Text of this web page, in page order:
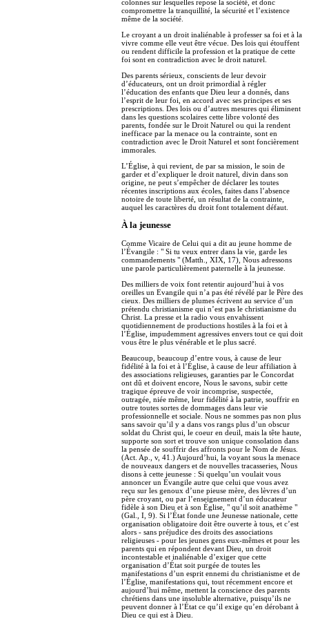
colonnes sur lesquelles repose la société, et donc
compromettre la tranquillité, la sécurité et l’existence
même de la société.
Le croyant a un droit inaliénable à professer sa foi et à la
vivre comme elle veut être vécue. Des lois qui étouffent
ou rendent difficile la profession et la pratique de cette
foi sont en contradiction avec le droit naturel.
Des parents sérieux, conscients de leur devoir
d’éducateurs, ont un droit primordial à régler
l’éducation des enfants que Dieu leur a donnés, dans
l’esprit de leur foi, en accord avec ses principes et ses
prescriptions. Des lois ou d’autres mesures qui éliminent
dans les questions scolaires cette libre volonté des
parents, fondée sur le Droit Naturel ou qui la rendent
inefficace par la menace ou la contrainte, sont en
contradiction avec le Droit Naturel et sont foncièrement
immorales.
L’Église, à qui revient, de par sa mission, le soin de
garder et d’expliquer le droit naturel, divin dans son
origine, ne peut s’empêcher de déclarer les toutes
récentes inscriptions aux écoles, faites dans l’absence
notoire de toute liberté, un résultat de la contrainte,
auquel les caractères du droit font totalement défaut.
À la jeunesse
Comme Vicaire de Celui qui a dit au jeune homme de
l’Évangile : " Si tu veux entrer dans la vie, garde les
commandements " (Matth., XIX, 17), Nous adressons
une parole particulièrement paternelle à la jeunesse.
Des milliers de voix font retentir aujourd’hui à vos
oreilles un Evangile qui n’a pas été révélé par le Père des
cieux. Des milliers de plumes écrivent au service d’un
prétendu christianisme qui n’est pas le christianisme du
Christ. La presse et la radio vous envahissent
quotidiennement de productions hostiles à la foi et à
l’Église, impudemment agressives envers tout ce qui doit
vous être le plus vénérable et le plus sacré.
Beaucoup, beaucoup d’entre vous, à cause de leur
fidélité à la foi et à l’Église, à cause de leur affiliation à
des associations religieuses, garanties par le Concordat
ont dû et doivent encore, Nous le savons, subir cette
tragique épreuve de voir incomprise, suspectée,
outragée, niée même, leur fidélité à la patrie, souffrir en
outre toutes sortes de dommages dans leur vie
professionnelle et sociale. Nous ne sommes pas non plus
sans savoir qu’il y a dans vos rangs plus d’un obscur
soldat du Christ qui, le coeur en deuil, mais la tête haute,
supporte son sort et trouve son unique consolation dans
la pensée de souffrir des affronts pour le Nom de Jésus.
(Act. Ap., v, 41.) Aujourd’hui, la voyant sous la menace
de nouveaux dangers et de nouvelles tracasseries, Nous
disons à cette jeunesse : Si quelqu’un voulait vous
annoncer un Évangile autre que celui que vous avez
reçu sur les genoux d’une pieuse mère, des lèvres d’un
père croyant, ou par l’enseignement d’un éducateur
fidèle à son Dieu et à son Église, " qu’il soit anathème "
(Gal., I, 9). Si l’État fonde une Jeunesse nationale, cette
organisation obligatoire doit être ouverte à tous, et c’est
alors - sans préjudice des droits des associations
religieuses - pour les jeunes gens eux-mêmes et pour les
parents qui en répondent devant Dieu, un droit
incontestable et inaliénable d’exiger que cette
organisation d’État soit purgée de toutes les
manifestations d’un esprit ennemi du christianisme et de
l’Église, manifestations qui, tout récemment encore et
aujourd’hui même, mettent la conscience des parents
chrétiens dans une insoluble alternative, puisqu’ils ne
peuvent donner à l’État ce qu’il exige qu’en dérobant à
Dieu ce qui est à Dieu.